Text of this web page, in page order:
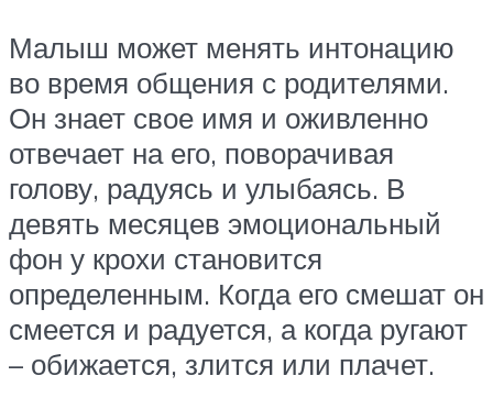
Малыш может менять интонацию
во время общения с родителями.
Он знает свое имя и оживленно
отвечает на его, поворачивая
голову, радуясь и улыбаясь. В
девять месяцев эмоциональный
фон у крохи становится
определенным. Когда его смешат он
смеется и радуется, а когда ругают
– обижается, злится или плачет.